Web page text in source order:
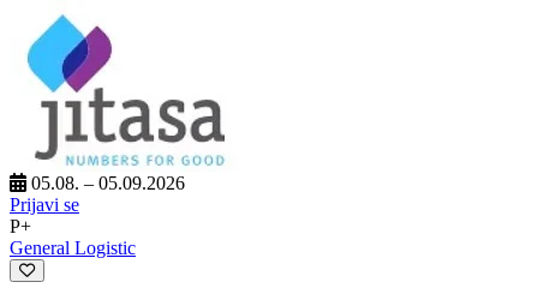
05.08. – 05.09.2026
Prijavi se
P+
General Logistic